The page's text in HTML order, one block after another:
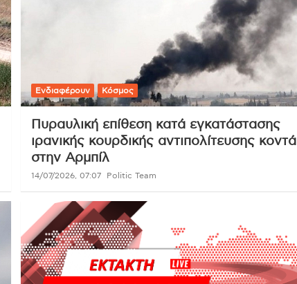
Ενδιαφέρουν Κόσμος
Πυραυλική επίθεση κατά εγκατάστασης
ιρανικής κουρδικής αντιπολίτευσης κοντά
στην Αρμπίλ
14/07/2026, 07:07 Politic Team